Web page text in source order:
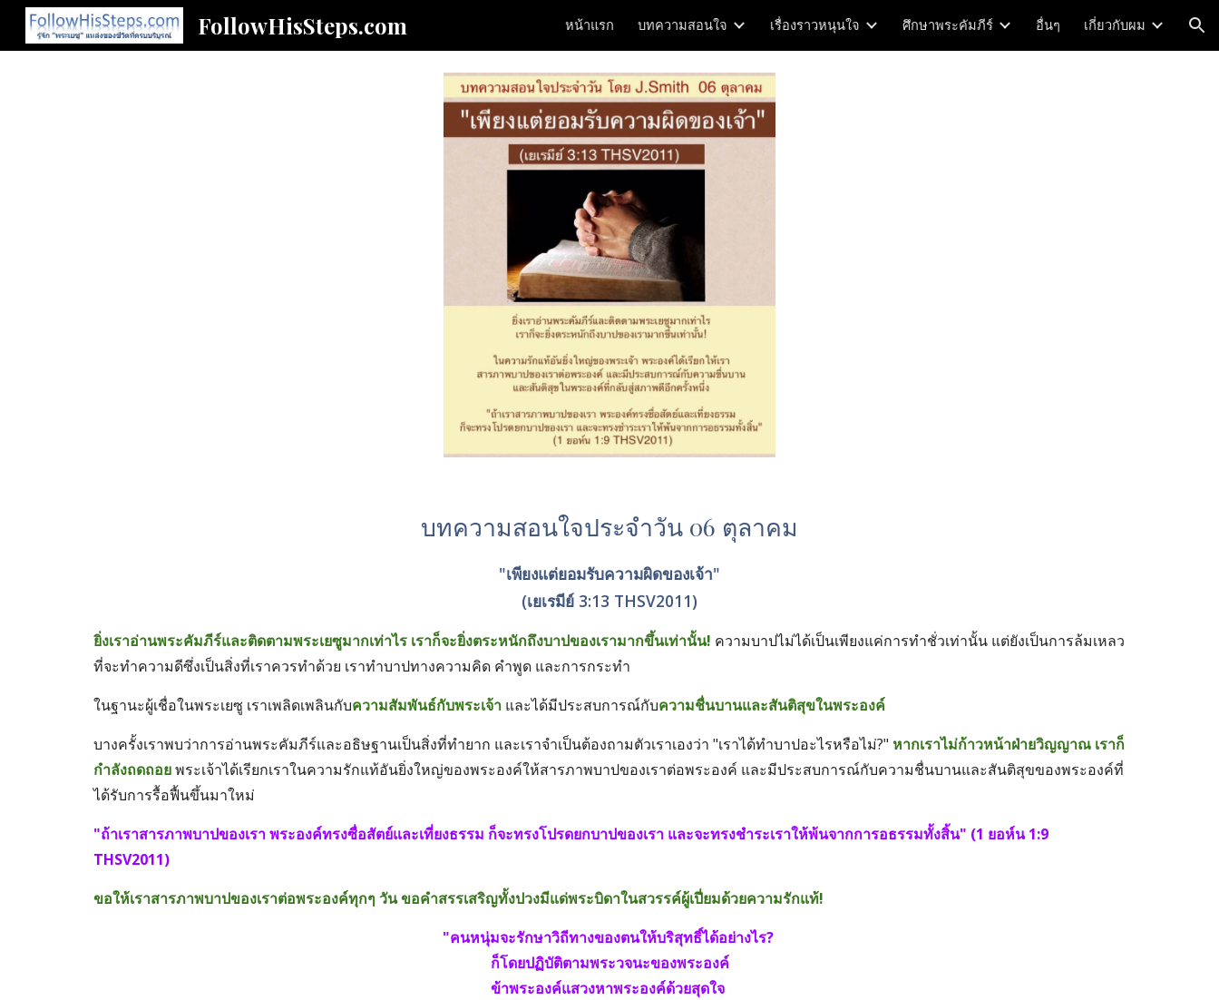
Skip to main content Skip to navigation
FollowHisSteps.com หน้าแรก บทความสอนใจ เรื่องราวหนุนใจ ศึกษาพระคัมภีร์ อื่นๆ เกี่ยวกับผม
บทความสอนใจประจำวัน 06 ตุลาคม
"เพียงแต่ยอมรับความผิดของเจ้า"
(เยเรมีย์ 3:13 THSV2011)
ยิ่งเราอ่านพระคัมภีร์และติดตามพระเยซูมากเท่าไร เราก็จะยิ่งตระหนักถึงบาปของเรามากขึ้นเท่านั้น! ความบาปไม่ได้เป็นเพียงแค่การทำชั่วเท่านั้น แต่ยังเป็นการล้มเหลว
ที่จะทำความดีซึ่งเป็นสิ่งที่เราควรทำด้วย เราทำบาปทางความคิด คำพูด และการกระทำ
ในฐานะผู้เชื่อในพระเยซู เราเพลิดเพลินกับความสัมพันธ์กับพระเจ้า และได้มีประสบการณ์กับความชื่นบานและสันติสุขในพระองค์
บางครั้งเราพบว่าการอ่านพระคัมภีร์และอธิษฐานเป็นสิ่งที่ทำยาก และเราจำเป็นต้องถามตัวเราเองว่า "เราได้ทำบาปอะไรหรือไม่?" หากเราไม่ก้าวหน้าฝ่ายวิญญาณ เราก็
กำลังถดถอยพระเจ้าได้เรียกเราในความรักแท้อันยิ่งใหญ่ของพระองค์ให้สารภาพบาปของเราต่อพระองค์ และมีประสบการณ์กับความชื่นบานและสันติสุขของพระองค์ที่
ได้รับการรื้อฟื้นขึ้นมาใหม่
"ถ้าเราสารภาพบาปของเรา พระองค์ทรงซื่อสัตย์และเที่ยงธรรม ก็จะทรงโปรดยกบาปของเรา และจะทรงชำระเราให้พ้นจากการอธรรมทั้งสิ้น" (1 ยอห์น 1:9
THSV2011)
ขอให้เราสารภาพบาปของเราต่อพระองค์ทุกๆ วัน ขอคำสรรเสริญทั้งปวงมีแด่พระบิดาในสวรรค์ผู้เปี่ยมด้วยความรักแท้!
"คนหนุ่มจะรักษาวิถีทางของตนให้บริสุทธิ์ได้อย่างไร?
ก็โดยปฏิบัติตามพระวจนะของพระองค์
ข้าพระองค์แสวงหาพระองค์ด้วยสุดใจ